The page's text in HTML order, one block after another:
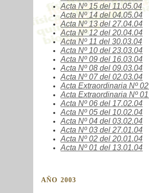
Acta Nº15 del 11.05.04
Acta Nº14 del 04.05.04
Acta Nº13 del 27.04.04
Acta Nº12 del 20.04.04
Acta Nº11 del 30.03.04
Acta Nº10 del 23.03.04
Acta Nº09 del 16.03.04
Acta Nº08 del 09.03.04
Acta Nº07del 02.03.04
Acta Extraordinaria Nº02
Acta Extraordinaria Nº01
Acta Nº06 del 17.02.04
Acta Nº05 del 10.02.04
Acta Nº04 del 03.02.04
Acta Nº03 del 27.01.04
Acta Nº02 del 20.01.04
Acta Nº01 del 13.01.04
AÑO 2003